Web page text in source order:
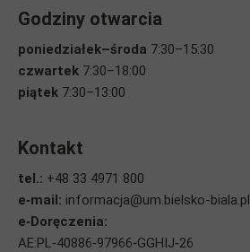
Godziny otwarcia
poniedziałek–środa 7:30–15:30
czwartek 7:30–18:00
piątek 7:30–13:00
Kontakt
tel.: +48 33 4971 800
e‑mail: informacja@um.bielsko-biala.pl
e‑Doręczenia:
AE:PL‑40886‑97966‑GGHIJ‑26